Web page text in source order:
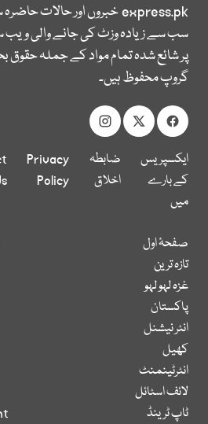
express.pkخبروں اور حالات
سب سے زیادہ وزٹ کی جانے والی
پر شائع شدہ تمام مواد کے جملہ حقوق
گروپ محفوظ ہیں۔
ایکسپریس
کے بارے
میں
ضابطہ
اخلاق
Privacy
Policy
صفحۂ اول
تازہ ترین
غزہ لہو لہو
پاکستان
انٹر نیشنل
کھیل
انٹرٹینمنٹ
لائف اسٹائل
ٹاپ ٹرینڈ